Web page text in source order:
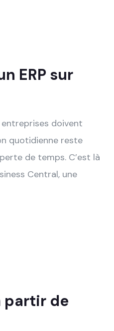
ERP sur
doivent
quotidienne reste
de temps. C’est là
Central, une
partir de